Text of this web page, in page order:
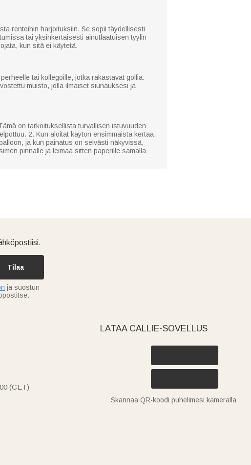
rentoihin harjoituksiin. Se sopii täydellisesti
tai yksinkertaisesti ainutlaatuisen tyylin
kun sitä ei käytetä.
tai kollegoille, jotka rakastavat golfia.
muisto, jolla ilmaiset siunauksesi ja
on tarkoituksellista turvallisen istuvuuden
2. Kun aloitat käytön ensimmäistä kertaa,
ja kun painatus on selvästi näkyvissä,
pinnalle ja leimaa sitten paperille samalla
Tilaa
ja suostun
(CET)
LATAA CALLIE-SOVELLUS
Skannaa QR-koodi puhelimesi kameralla